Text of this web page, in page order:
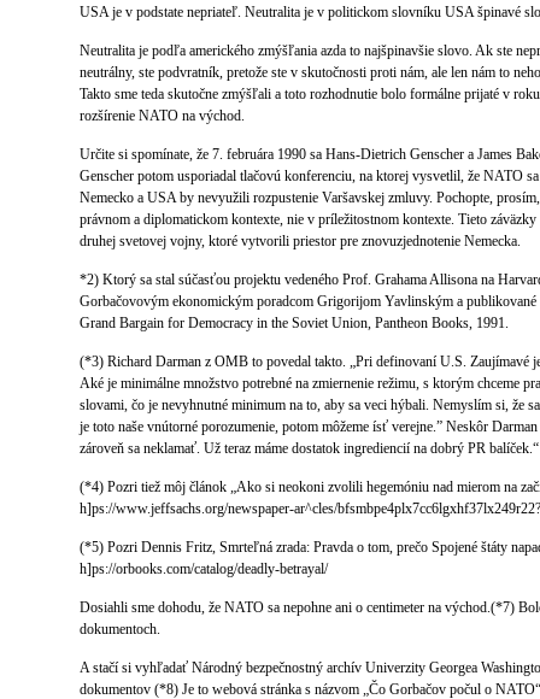
USA je v podstate nepriateľ. Neutralita je v politickom slovníku USA špinavé
Neutralita je podľa amerického zmýšľania azda to najšpinavšie slovo. Ak ste
neutrálny, ste podvratník, pretože ste v skutočnosti proti nám, ale len nám to
Takto sme teda skutočne zmýšľali a toto rozhodnutie bolo formálne prijaté v
rozšírenie NATO na východ.
Určite si spomínate, že 7. februára 1990 sa Hans-Dietrich Genscher a James
Genscher potom usporiadal tlačovú konferenciu, na ktorej vysvetlil, že NATO
Nemecko a USA by nevyužili rozpustenie Varšavskej zmluvy. Pochopte,
právnom a diplomatickom kontexte, nie v príležitostnom kontexte. Tieto
druhej svetovej vojny, ktoré vytvorili priestor pre znovuzjednotenie Nemecka.
*2) Ktorý sa stal súčasťou projektu vedeného Prof. Grahama Allisona na
Gorbačovovým ekonomickým poradcom Grigorijom Yavlinským a
Grand Bargain for Democracy in the Soviet Union, Pantheon Books, 1991.
(*3) Richard Darman z OMB to povedal takto. „Pri definovaní U.S. Zaujímavé
Aké je minimálne množstvo potrebné na zmiernenie režimu, s ktorým chceme
slovami, čo je nevyhnutné minimum na to, aby sa veci hýbali. Nemyslím si, že
je toto naše vnútorné porozumenie, potom môžeme ísť verejne.” Neskôr
zároveň sa neklamať. Už teraz máme dostatok ingrediencií na dobrý PR
(*4) Pozri tiež môj článok „Ako si neokoni zvolili hegemóniu nad mierom na
h]ps://www.jeffsachs.org/newspaper-ar^cles/
(*5) Pozri Dennis Fritz, Smrteľná zrada: Pravda o tom, prečo Spojené štáty
h]ps://orbooks.com/catalog/deadly-betrayal/
Dosiahli sme dohodu, že NATO sa nepohne ani o centimeter na východ.(*7)
dokumentoch.
A stačí si vyhľadať Národný bezpečnostný archív Univerzity Georgea
dokumentov (*8) Je to webová stránka s názvom „Čo Gorbačov počul o